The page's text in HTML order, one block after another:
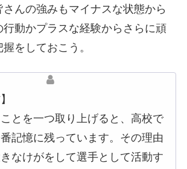
んの強みもマイナスな状態から
行動かプラスな経験からさらに頑
をしておこう。
とを一つ取り上げると、高校で
記憶に残っています。その理由
なけがをして選手として活動す